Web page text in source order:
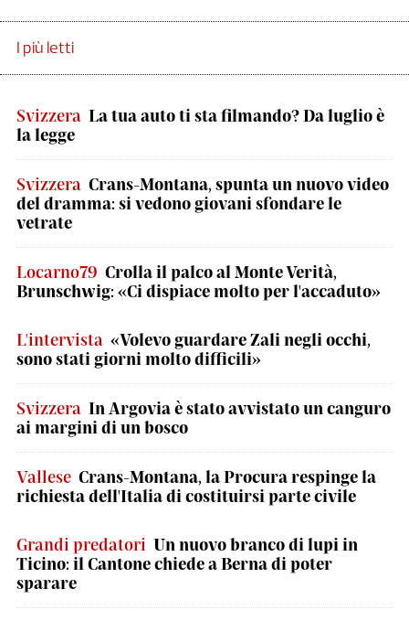
I più letti
Svizzera La tua auto ti sta filmando? Da luglio è
la legge
Svizzera Crans-Montana, spunta un nuovo video
del dramma: si vedono giovani sfondare le
vetrate
Locarno79 Crolla il palco al Monte Verità,
Brunschwig: «Ci dispiace molto per l'accaduto»
L'intervista «Volevo guardare Zali negli occhi,
sono stati giorni molto difficili»
Svizzera In Argovia è stato avvistato un canguro
ai margini di un bosco
Vallese Crans-Montana, la Procura respinge la
richiesta dell'Italia di costituirsi parte civile
Grandi predatori Un nuovo branco di lupi in
Ticino: il Cantone chiede a Berna di poter
sparare